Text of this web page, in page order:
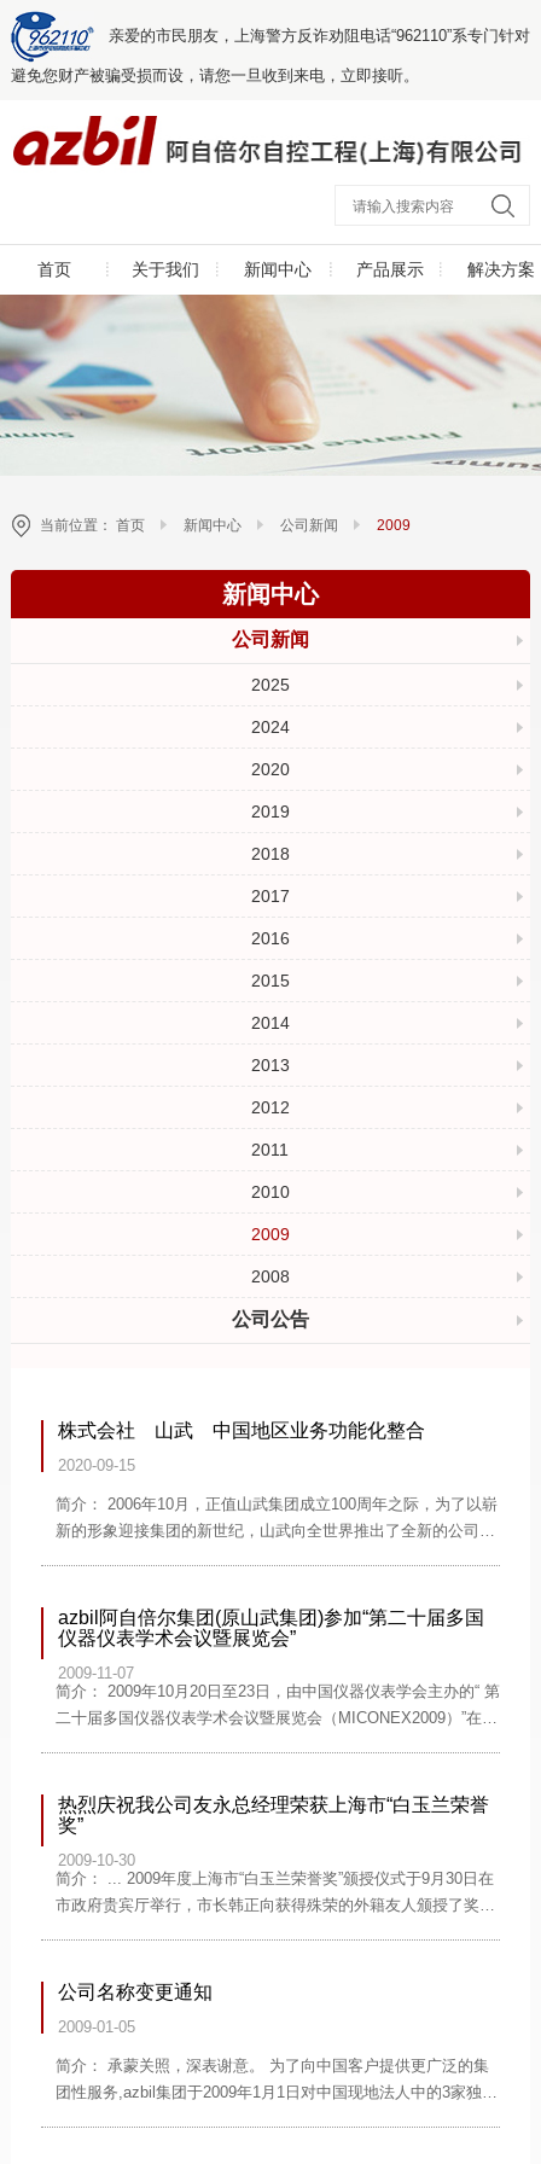
亲爱的市民朋友，上海警方反诈劝阻电话“962110”系专门针对
避免您财产被骗受损而设，请您一旦收到来电，立即接听。
首页 关于我们 新闻中心 产品展示 解决方案
当前位置： 首页 新闻中心 公司新闻 2009
新闻中心
公司新闻
2025
2024
2020
2019
2018
2017
2016
2015
2014
2013
2012
2011
2010
2009
2008
公司公告
株式会社 山武 中国地区业务功能化整合
2020-09-15
简介： 2006年10月，正值山武集团成立100周年之际，为了以崭
新的形象迎接集团的新世纪，山武向全世界推出了全新的公司理
为“azbil阿自倍尔集团”，决心通过集团的新理念及新标
志“azbil”，以在客户现场创造价值为企业的目标，来扩大集团的
事业活动规模和夯实集团的事业基础。
azbil阿自倍尔集团(原山武集团)参加“第二十届多国
仪器仪表学术会议暨展览会”
2009-11-07
简介： 2009年10月20日至23日，由中国仪器仪表学会主办的“ 第
二十届多国仪器仪表学术会议暨展览会（MICONEX2009）”在上
500家展商参加了此次展览。
热烈庆祝我公司友永总经理荣获上海市“白玉兰荣誉
奖”
2009-10-30
简介： ... 2009年度上海市“白玉兰荣誉奖”颁授仪式于9月30日在
市政府贵宾厅举行，市长韩正向获得殊荣的外籍友人颁授了奖章
的社会发展、经济建设、文化交流做出突出贡献的外国专家、学
公司名称变更通知
2009-01-05
简介： 承蒙关照，深表谢意。 为了向中国客户提供更广泛的集
团性服务,azbil集团于2009年1月1日对中国现地法人中的3家独资